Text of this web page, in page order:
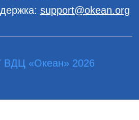
support@okean.org
«Океан» 2026